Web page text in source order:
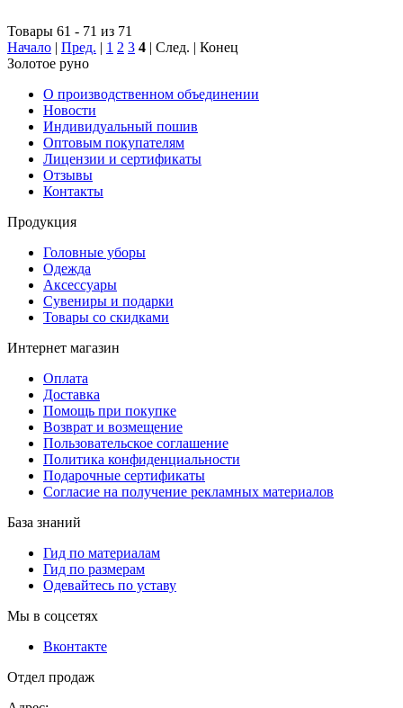
Товары 61 - 71 из 71
Начало | Пред. | 1 2 3 4 | След. | Конец
Золотое руно
О производственном объединении
Новости
Индивидуальный пошив
Оптовым покупателям
Лицензии и сертификаты
Отзывы
Контакты
Продукция
Головные уборы
Одежда
Аксессуары
Сувениры и подарки
Товары со скидками
Интернет магазин
Оплата
Доставка
Помощь при покупке
Возврат и возмещение
Пользовательское соглашение
Политика конфиденциальности
Подарочные сертификаты
Согласие на получение рекламных материалов
База знаний
Гид по материалам
Гид по размерам
Одевайтесь по уставу
Мы в соцсетях
Вконтакте
Отдел продаж